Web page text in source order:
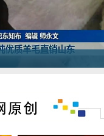
鸟栖戈壁 湿地...